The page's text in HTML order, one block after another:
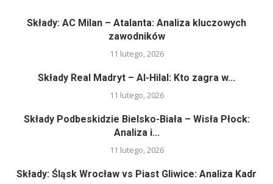
Składy: AC Milan – Atalanta: Analiza kluczowych
zawodników
11 lutego, 2026
Składy Real Madryt – Al-Hilal: Kto zagra w...
11 lutego, 2026
Składy Podbeskidzie Bielsko-Biała – Wisła Płock:
Analiza i...
11 lutego, 2026
Składy: Śląsk Wrocław vs Piast Gliwice: Analiza Kadr